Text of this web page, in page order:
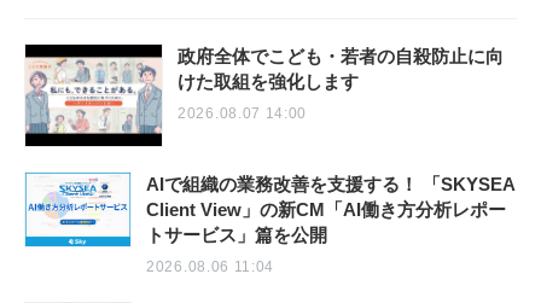
政府全体でこども・若者の自殺防止に向
けた取組を強化します
2026.08.07 14:00
AIで組織の業務改善を支援する！ 「SKYSEA
Client View」の新CM「AI働き方分析レポー
トサービス」篇を公開
2026.08.06 11:04